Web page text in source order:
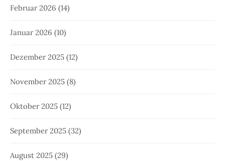
Februar 2026 (14)
Januar 2026 (10)
Dezember 2025 (12)
November 2025 (8)
Oktober 2025 (12)
September 2025 (32)
August 2025 (29)